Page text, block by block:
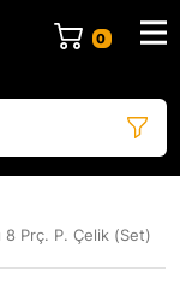
8 Prç. P. Çelik (Set)